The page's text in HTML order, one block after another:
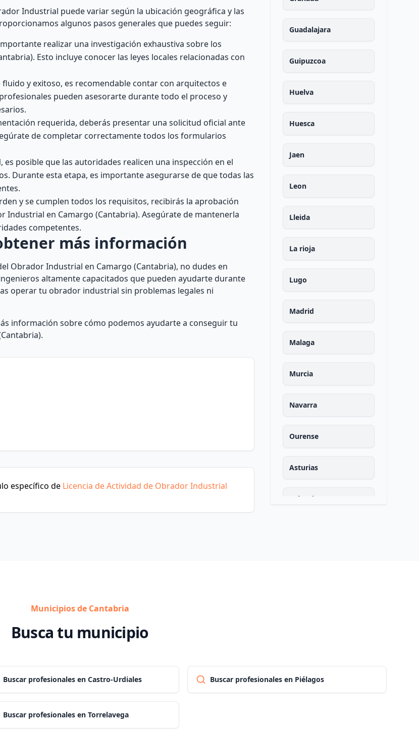
Industrial puede variar según la ubicación geográfica y las
algunos pasos generales que puedes seguir:
realizar una investigación exhaustiva sobre los
Esto incluye conocer las leyes locales relacionadas con
y exitoso, es recomendable contar con arquitectos e
pueden asesorarte durante todo el proceso y
requerida, deberás presentar una solicitud oficial ante
de completar correctamente todos los formularios
es posible que las autoridades realicen una inspección en el
Durante esta etapa, es importante asegurarse de que todas las
y se cumplen todos los requisitos, recibirás la aprobación
en Camargo (Cantabria). Asegúrate de mantenerla
competentes.
más información
Obrador Industrial en Camargo (Cantabria), no dudes en
altamente capacitados que pueden ayudarte durante
operar tu obrador industrial sin problemas legales ni
información sobre cómo podemos ayudarte a conseguir tu
específico de Licencia de Actividad de Obrador Industrial
Guadalajara
Guipuzcoa
Huelva
Huesca
Jaen
Leon
Lleida
La rioja
Lugo
Madrid
Malaga
Murcia
Navarra
Ourense
Asturias
Palencia
Segovia
Municipios de Cantabria
Busca tu municipio
Buscar profesionales en Castro-Urdiales Buscar profesionales en Piélagos
Buscar profesionales en Torrelavega